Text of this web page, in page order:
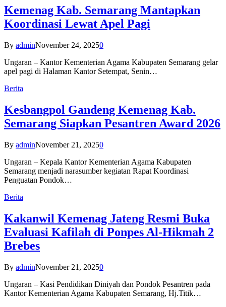
Kemenag Kab. Semarang Mantapkan
Koordinasi Lewat Apel Pagi
By adminNovember 24, 20250
Ungaran – Kantor Kementerian Agama Kabupaten Semarang gelar
apel pagi di Halaman Kantor Setempat, Senin…
Berita
Kesbangpol Gandeng Kemenag Kab.
Semarang Siapkan Pesantren Award 2026
By adminNovember 21, 20250
Ungaran – Kepala Kantor Kementerian Agama Kabupaten
Semarang menjadi narasumber kegiatan Rapat Koordinasi
Penguatan Pondok…
Berita
Kakanwil Kemenag Jateng Resmi Buka
Evaluasi Kafilah di Ponpes Al-Hikmah 2
Brebes
By adminNovember 21, 20250
Ungaran – Kasi Pendidikan Diniyah dan Pondok Pesantren pada
Kantor Kementerian Agama Kabupaten Semarang, Hj.Titik…